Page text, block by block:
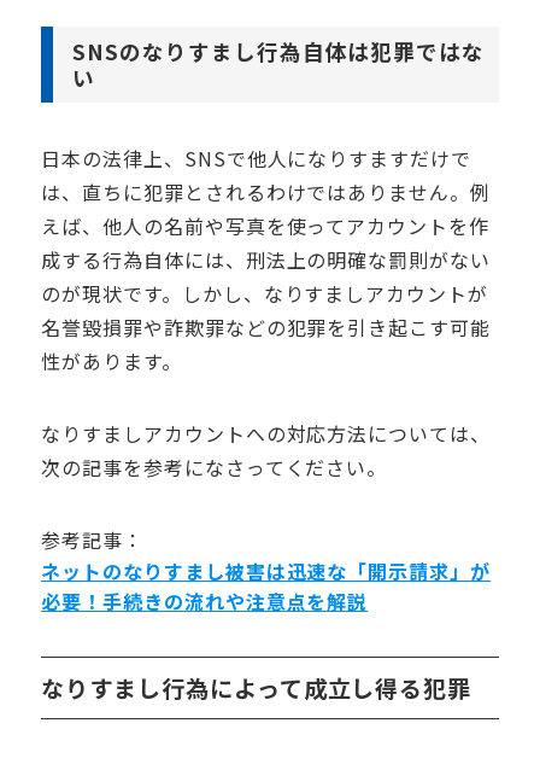
SNSのなりすまし行為自体は犯罪ではな
い
日本の法律上、SNSで他人になりすますだけで
は、直ちに犯罪とされるわけではありません。例
えば、他人の名前や写真を使ってアカウントを作
成する行為自体には、刑法上の明確な罰則がない
のが現状です。しかし、なりすましアカウントが
名誉毀損罪や詐欺罪などの犯罪を引き起こす可能
性があります。
なりすましアカウントへの対応方法については、
次の記事を参考になさってください。
参考記事：
ネットのなりすまし被害は迅速な「開示請求」が
必要！手続きの流れや注意点を解説
なりすまし行為によって成立し得る犯罪